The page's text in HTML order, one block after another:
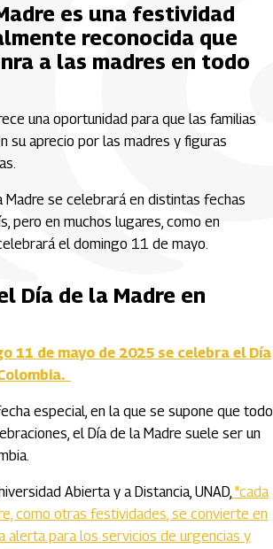
es una festividad
reconocida que
a las madres en todo
una oportunidad para que las familias
su aprecio por las madres y figuras
Madre se celebrará en distintas fechas
pero en muchos lugares, como en
el domingo 11 de mayo.
Día de la Madre en
11 de mayo de 2025 se celebra el Día
especial, en la que se supone que todo
el Día de la Madre suele ser un
Abierta y a Distancia, UNAD, "cada
como otras festividades, se convierte en
alerta para los servicios de urgencias y